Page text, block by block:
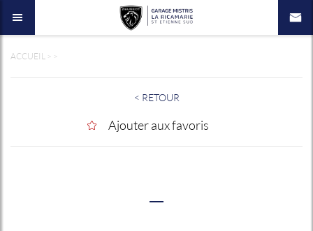
ACCUEIL
< RETOUR
Ajouter aux favoris